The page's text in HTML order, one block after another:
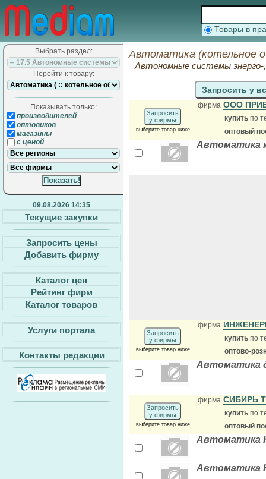
Товары в
Выбрать раздел:
Перейти к товару:
Показывать только:
производителей
оптовиков
магазины
с ценой
09.08.2026 14:35
Текущие закупки
Запросить цены
Добавить фирму
Каталог цен
Рейтинг фирм
Каталог товаров
Услуги портала
Контакты редакции
Автоматика (котельное
Автономные системы энерго-,
Запросить у
Запросить
у фирмы
выберите товар ниже
фирма ООО
купить по
оптовый
Автоматика
Запросить
у фирмы
выберите товар ниже
фирма
купить по
оптово-
Автоматика
Запросить
у фирмы
выберите товар ниже
фирма СИБИРЬ
купить по
оптовый
Автоматика
Автоматика